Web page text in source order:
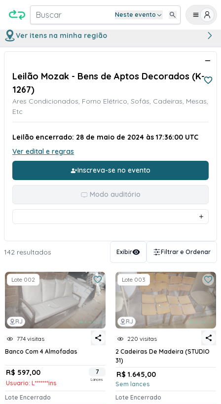
Buscar Neste evento
Ver itens na minha região
Leilão Mozak - Bens de Aptos Decorados (K-
1267)
Ares Condicionados, Forno Elétrico, Sofás, Cadeiras, Mesas,
Etc
Leilão encerrado: 28 de maio de 2024 às 17:36:00 UTC
Ver edital e regras
Inscreva-se no evento
Modo auditório
142 resultados Exibir Filtrar e Ordenar
RJ
Lote 002
774 visitas
Banco Com 4 Almofadas
R$ 597,00
Usuario: L*******ins
7
Lances
Lote Encerrado
RJ
Lote 003
220 visitas
2 Cadeiras De Madeira (STUDIO
31)
R$ 1.645,00
Sem lances
Lote Encerrado